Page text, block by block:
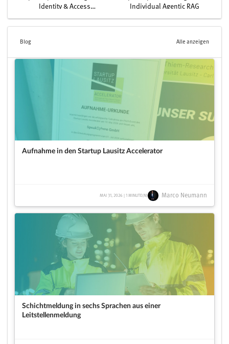
Identity & Access
Individual Agentic RAG
Blog Alle anzeigen
Aufnahme in den Startup Lausitz Accelerator
Marco Neumann
MAI 31, 2026 | 1 MINUTE(N)
Schichtmeldung in sechs Sprachen aus einer
Leitstellenmeldung